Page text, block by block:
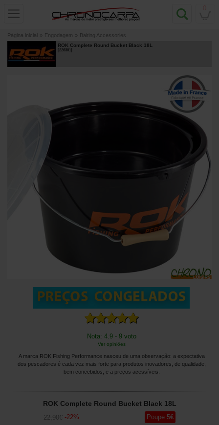
Página inicial » Engodagem » Baiting Accessories
ROK Complete Round Bucket Black 18L
[226301]
Nota: 4.9 - 9 voto
Ver opiniões
A marca ROK Fishing Performance nasceu de uma observação: a expectativa
dos pescadores é cada vez mais forte para produtos inovadores, de qualidade,
bem concebidos, e a preços acessíveis.
ROK Complete Round Bucket Black 18L
22,90€ -22% Poupe 5€